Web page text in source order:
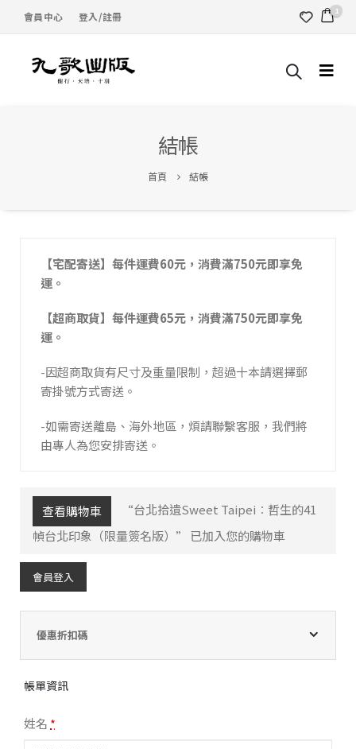
會員中心 登入/註冊 1
結帳
首頁 結帳
【宅配寄送】每件運費60元，消費滿750元即享免
運。
【超商取貨】每件運費65元，消費滿750元即享免
運。
-因超商取貨有尺寸及重量限制，超過十本請選擇郵
寄掛號方式寄送。
-如需寄送離島、海外地區，煩請聯繫客服，我們將
由專人為您安排寄送。
查看購物車
“台北拾遺Sweet Taipei︰哲生的41
幀台北印象（限量簽名版）” 已加入您的購物車
會員登入
優惠折扣碼
帳單資訊
姓名 *